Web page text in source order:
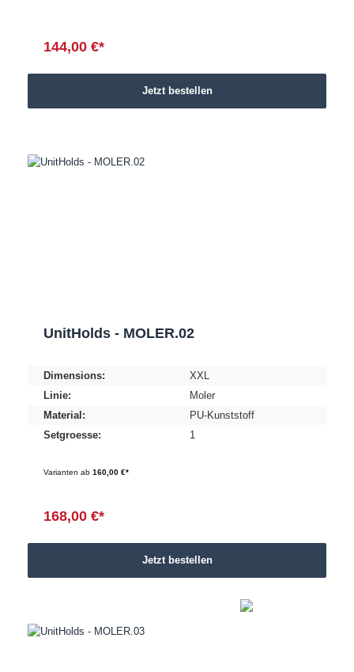
144,00 €*
Jetzt bestellen
UnitHolds - MOLER.02
Dimensions:
XXL
Linie:
Moler
Material:
PU-Kunststoff
Setgroesse:
1
Varianten ab160,00 €*
168,00 €*
Jetzt bestellen